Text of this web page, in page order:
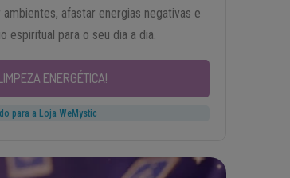
afastar energias negativas e
espiritual para o seu dia a dia.
ENERGÉTICA!
para a Loja WeMystic